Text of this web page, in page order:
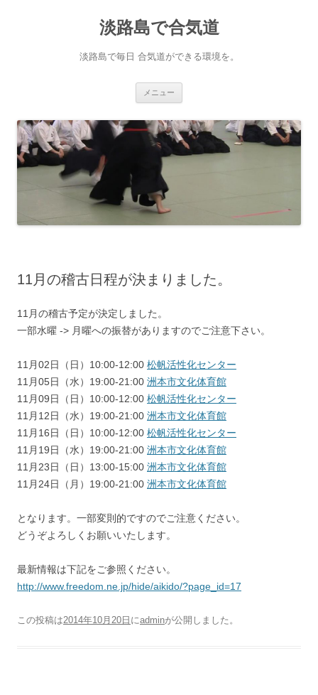
淡路島で合気道
淡路島で毎日 合気道ができる環境を。
メニュー
11月の稽古日程が決まりました。
11月の稽古予定が決定しました。
一部水曜 -> 月曜への振替がありますのでご注意下さい。
11月02日（日）10:00-12:00 松帆活性化センター
11月05日（水）19:00-21:00 洲本市文化体育館
11月09日（日）10:00-12:00 松帆活性化センター
11月12日（水）19:00-21:00 洲本市文化体育館
11月16日（日）10:00-12:00 松帆活性化センター
11月19日（水）19:00-21:00 洲本市文化体育館
11月23日（日）13:00-15:00 洲本市文化体育館
11月24日（月）19:00-21:00 洲本市文化体育館
となります。一部変則的ですのでご注意ください。
どうぞよろしくお願いいたします。
最新情報は下記をご参照ください。
http://www.freedom.ne.jp/hide/aikido/?page_id=17
この投稿は2014年10月20日 にadminが公開しました 。